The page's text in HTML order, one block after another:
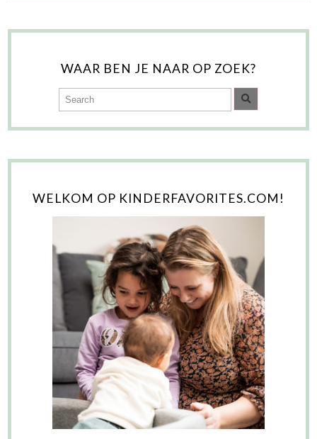
WAAR BEN JE NAAR OP ZOEK?
WELKOM OP KINDERFAVORITES.COM!